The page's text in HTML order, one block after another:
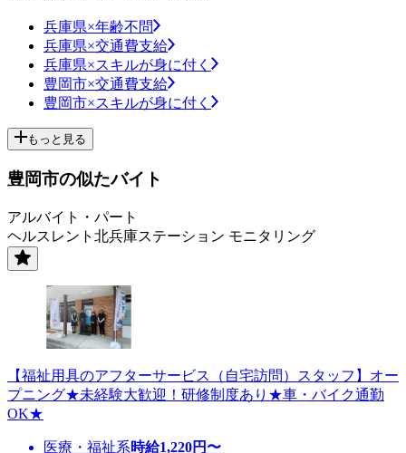
兵庫県×年齢不問
兵庫県×交通費支給
兵庫県×スキルが身に付く
豊岡市×交通費支給
豊岡市×スキルが身に付く
もっと見る
豊岡市の似たバイト
アルバイト・パート
ヘルスレント北兵庫ステーション モニタリング
【福祉用具のアフターサービス（自宅訪問）スタッフ】オー
プニング★未経験大歓迎！研修制度あり★車・バイク通勤
OK★
医療・福祉系時給1,220円〜